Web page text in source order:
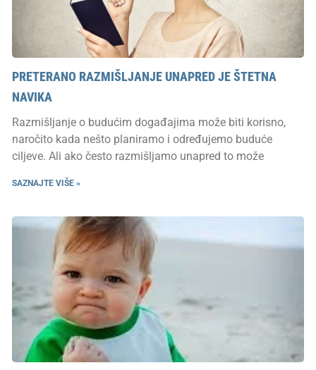
PRETERANO RAZMIŠLJANJE UNAPRED JE ŠTETNA
NAVIKA
Razmišljanje o budućim događajima može biti korisno,
naročito kada nešto planiramo i određujemo buduće
ciljeve. Ali ako često razmišljamo unapred to može
SAZNAJTE VIŠE »